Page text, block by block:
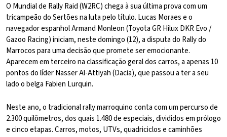
O Mundial de Rally Raid (W2RC) chega à sua última prova com um
tricampeão do Sertões na luta pelo título. Lucas Moraes e o
navegador espanhol Armand Monleon (Toyota GR Hilux DKR Evo /
Gazoo Racing) iniciam, neste domingo (12), a disputa do Rally do
Marrocos para uma decisão que promete ser emocionante.
Aparecem em terceiro na classificação geral dos carros, a apenas 10
pontos do líder Nasser Al-Attiyah (Dacia), que passou a ter a seu
lado o belga Fabien Lurquin.
Neste ano, o tradicional rally marroquino conta com um percurso de
2.300 quilômetros, dos quais 1.480 de especiais, divididos em prólogo
e cinco etapas. Carros, motos, UTVs, quadriciclos e caminhões